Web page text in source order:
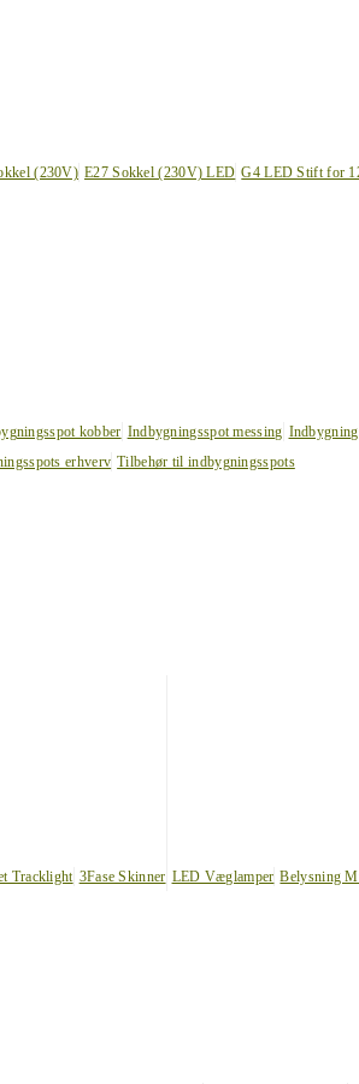
(230V) E27 Sokkel (230V) LED G4 LED Stift for
kobber Indbygningsspot messing
erhverv Tilbehør til indbygningsspots
Tracklight 3Fase Skinner LED Væglamper Belysning